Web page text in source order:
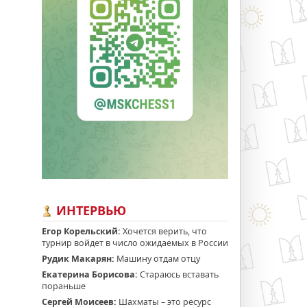
ИНТЕРВЬЮ
Егор Корельский: Хочется верить, что
турнир войдет в число ожидаемых в России
Рудик Макарян: Машину отдам отцу
Екатерина Борисова: Стараюсь вставать
пораньше
Сергей Моисеев: Шахматы – это ресурс